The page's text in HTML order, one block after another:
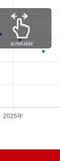
scrollable